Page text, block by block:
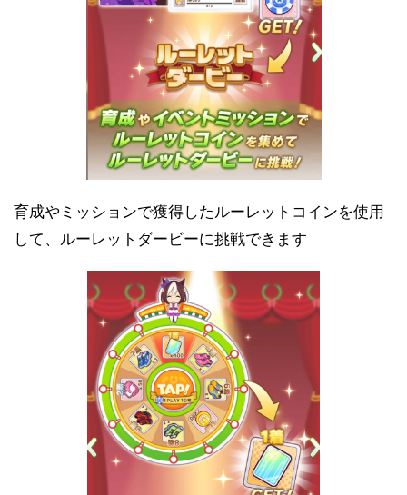
育成やミッションで獲得したルーレットコインを使用
して、ルーレットダービーに挑戦できます